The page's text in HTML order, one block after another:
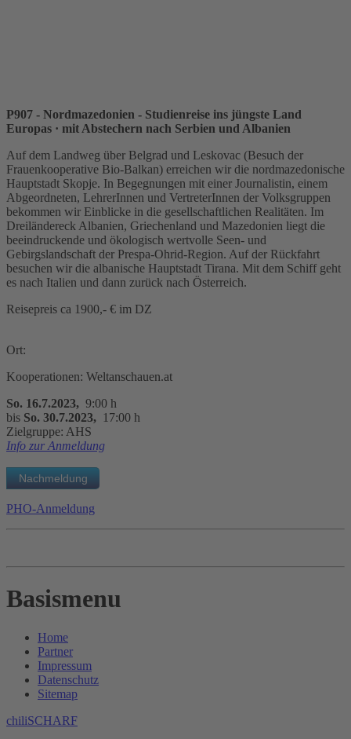
P907 - Nordmazedonien - Studienreise ins jüngste Land
Europas · mit Abstechern nach Serbien und Albanien
Auf dem Landweg über Belgrad und Leskovac (Besuch der
Frauenkooperative Bio-Balkan) erreichen wir die nordmazedonische
Hauptstadt Skopje. In Begegnungen mit einer Journalistin, einem
Abgeordneten, LehrerInnen und VertreterInnen der Volksgruppen
bekommen wir Einblicke in die gesellschaftlichen Realitäten. Im
Dreiländereck Albanien, Griechenland und Mazedonien liegt die
beeindruckende und ökologisch wertvolle Seen- und
Gebirgslandschaft der Prespa-Ohrid-Region. Auf der Rückfahrt
besuchen wir die albanische Hauptstadt Tirana. Mit dem Schiff geht
es nach Italien und dann zurück nach Österreich.
Reisepreis ca 1900,- € im DZ
Ort:
Kooperationen: Weltanschauen.at
So. 16.7.2023, 9:00 h
bis So. 30.7.2023, 17:00 h
Zielgruppe: AHS
Info zur Anmeldung
PHO-Anmeldung
Basismenu
Home
Partner
Impressum
Datenschutz
Sitemap
chiliSCHARF